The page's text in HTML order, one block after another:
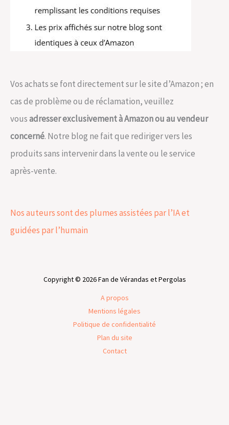
Vos achats se font directement sur le site d’Amazon ; en
cas de problème ou de réclamation, veuillez
vousadresser exclusivement à Amazon ou au vendeur
concerné. Notre blog ne fait que rediriger vers les
produits sans intervenir dans la vente ou le service
après-vente.
Nos auteurs sont des plumes assistées par l’IA et
guidées par l’humain
Copyright © 2026 Fan de Vérandas et Pergolas
A propos
Mentions légales
Politique de confidentialité
Plan du site
Contact